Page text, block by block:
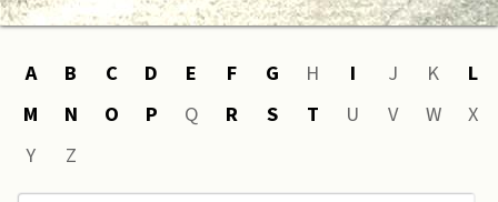
A B C D E F G H I J K
L
M
N O P Q R S T U V W
X
Y
Z